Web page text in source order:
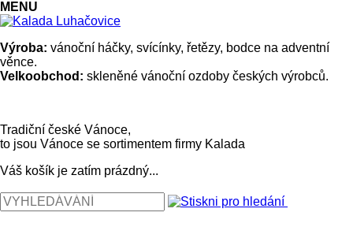
MENU
Výroba: vánoční háčky, svícínky, řetězy, bodce na adventní
věnce.
Velkoobchod: skleněné vánoční ozdoby českých výrobců.
Tradiční české Vánoce,
to jsou Vánoce se sortimentem firmy Kalada
Váš košík je zatím prázdný...